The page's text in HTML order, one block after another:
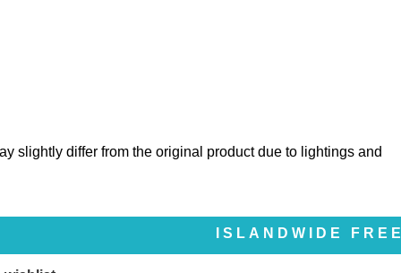
slightly differ from the original product due to lightings and
ISLANDWIDE FREE